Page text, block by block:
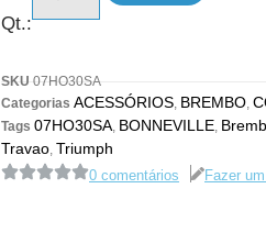
Qt.:
SKU 07HO30SA
Categorias ACESSÓRIOS BREMBO
Tags 07HO30SA BONNEVILLE
Travao Triumph
0 comentários Fazer